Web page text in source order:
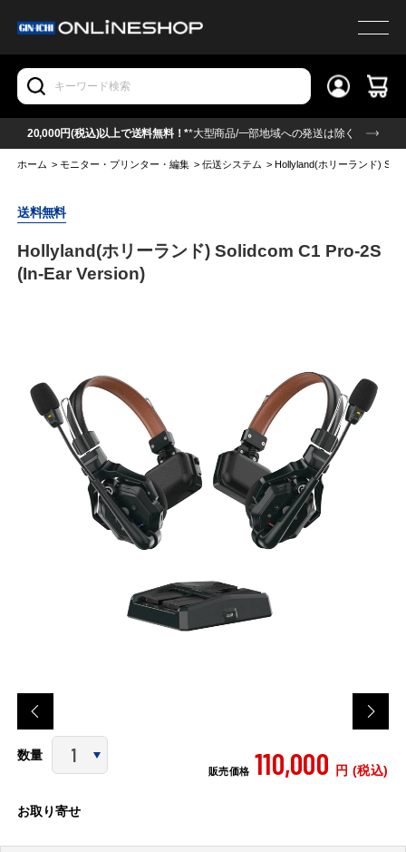
20,000円(税込)以上で送料無料！**大型商品/一部地域への発送は除く
ホーム >モニター・プリンター・編集 >伝送システム >Hollyland(ホリーランド)
送料無料
Hollyland(ホリーランド) Solidcom C1 Pro-2S
(In-Ear Version)
数量
販売価格 110,000 円 (税込)
お取り寄せ